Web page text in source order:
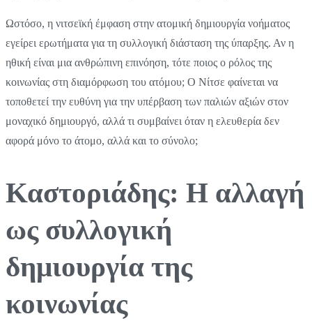
Ωστόσο, η νιτσεϊκή έμφαση στην ατομική δημιουργία νοήματος
εγείρει ερωτήματα για τη συλλογική διάσταση της ύπαρξης. Αν η
ηθική είναι μια ανθρώπινη επινόηση, τότε ποιος ο ρόλος της
κοινωνίας στη διαμόρφωση του ατόμου; Ο Νίτσε φαίνεται να
τοποθετεί την ευθύνη για την υπέρβαση των παλιών αξιών στον
μοναχικό δημιουργό, αλλά τι συμβαίνει όταν η ελευθερία δεν
αφορά μόνο το άτομο, αλλά και το σύνολο;
Καστοριάδης: Η αλλαγή
ως συλλογική
δημιουργία της
κοινωνίας